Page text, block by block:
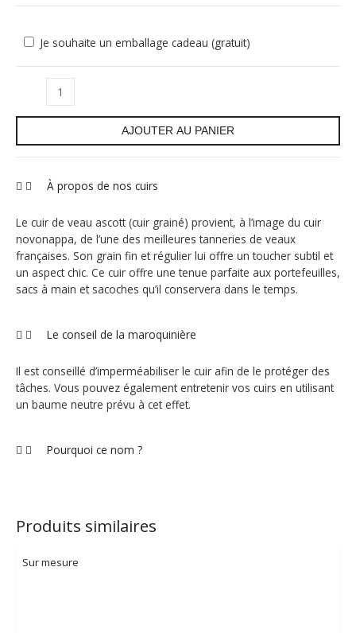
Je souhaite un emballage cadeau (gratuit)
AJOUTER AU PANIER
À propos de nos cuirs
Le cuir de veau ascott (cuir grainé) provient, à l’image du cuir
novonappa, de l’une des meilleures tanneries de veaux
françaises. Son grain fin et régulier lui offre un toucher subtil et
un aspect chic. Ce cuir offre une tenue parfaite aux portefeuilles,
sacs à main et sacoches qu’il conservera dans le temps.
Le conseil de la maroquinière
Il est conseillé d’imperméabiliser le cuir afin de le protéger des
tâches. Vous pouvez également entretenir vos cuirs en utilisant
un baume neutre prévu à cet effet.
Pourquoi ce nom ?
Produits similaires
Sur mesure